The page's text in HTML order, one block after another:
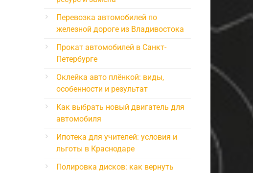
Перевозка автомобилей по
железной дороге из Владивостока
Прокат автомобилей в Санкт-
Петербурге
Оклейка авто плёнкой: виды,
особенности и результат
Как выбрать новый двигатель для
автомобиля
Ипотека для учителей: условия и
льготы в Краснодаре
Полировка дисков: как вернуть